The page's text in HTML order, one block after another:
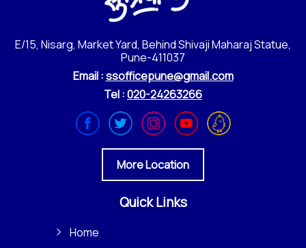
E/15, Nisarg, Market Yard, Behind Shivaji Maharaj Statue,
Pune-411037
Email :ssofficepune@gmail.com
Tel :020-24263266
More Location
Quick Links
Home